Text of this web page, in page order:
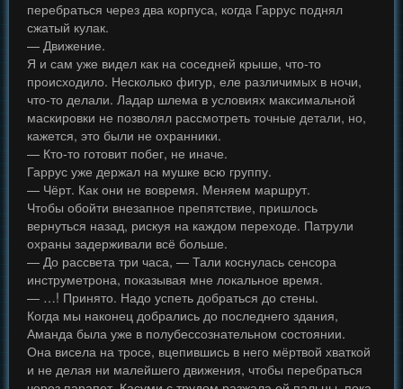
перебраться через два корпуса, когда Гаррус поднял
сжатый кулак.
— Движение.
Я и сам уже видел как на соседней крыше, что-то
происходило. Несколько фигур, еле различимых в ночи,
что-то делали. Ладар шлема в условиях максимальной
маскировки не позволял рассмотреть точные детали, но,
кажется, это были не охранники.
— Кто-то готовит побег, не иначе.
Гаррус уже держал на мушке всю группу.
— Чёрт. Как они не вовремя. Меняем маршрут.
Чтобы обойти внезапное препятствие, пришлось
вернуться назад, рискуя на каждом переходе. Патрули
охраны задерживали всё больше.
— До рассвета три часа, — Тали коснулась сенсора
инструметрона, показывая мне локальное время.
— …! Принято. Надо успеть добраться до стены.
Когда мы наконец добрались до последнего здания,
Аманда была уже в полубессознательном состоянии.
Она висела на тросе, вцепившись в него мёртвой хваткой
и не делая ни малейшего движения, чтобы перебраться